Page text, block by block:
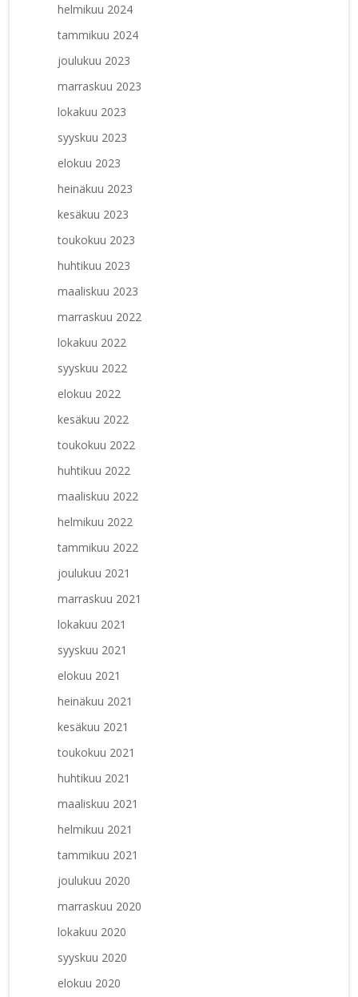
helmikuu 2024
tammikuu 2024
joulukuu 2023
marraskuu 2023
lokakuu 2023
syyskuu 2023
elokuu 2023
heinäkuu 2023
kesäkuu 2023
toukokuu 2023
huhtikuu 2023
maaliskuu 2023
marraskuu 2022
lokakuu 2022
syyskuu 2022
elokuu 2022
kesäkuu 2022
toukokuu 2022
huhtikuu 2022
maaliskuu 2022
helmikuu 2022
tammikuu 2022
joulukuu 2021
marraskuu 2021
lokakuu 2021
syyskuu 2021
elokuu 2021
heinäkuu 2021
kesäkuu 2021
toukokuu 2021
huhtikuu 2021
maaliskuu 2021
helmikuu 2021
tammikuu 2021
joulukuu 2020
marraskuu 2020
lokakuu 2020
syyskuu 2020
elokuu 2020